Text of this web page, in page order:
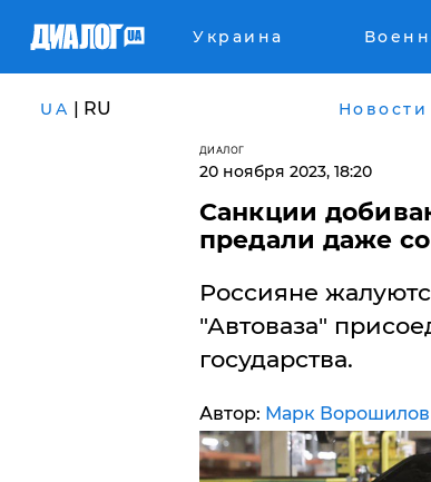
Украина
UA | RU Новости
ДИАЛОГ
20 ноября 2023, 18:20
Санкции
предали даже
Россияне
"Автоваза"
государства.
Автор: Марк Ворошилов